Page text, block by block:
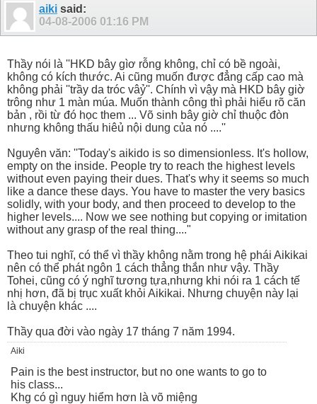
aiki said:
04-08-2006 01:16 PM
Thầy nói là ''HKD bây gìơ rỗng không, chỉ có bề ngoài,
không có kích thước. Ai cũng muốn được đẳng cấp cao mà
không phải ''trầy da tróc vâỷ''. Chính vì vậy mà HKD bây giờ
trông như 1 màn múa. Muốn thành công thì phải hiểu rõ căn
bản , rồi từ đó học them ... Võ sinh bây giờ chỉ thuộc đòn
nhưng không thấu hiêủ nội dung của nó ....''
Nguyên văn: ''Today's aikido is so dimensionless. It's hollow,
empty on the inside. People try to reach the highest levels
without even paying their dues. That's why it seems so much
like a dance these days. You have to master the very basics
solidly, with your body, and then proceed to develop to the
higher levels.... Now we see nothing but copying or imitation
without any grasp of the real thing...."
Theo tui nghĩ, có thể vì thầy không nằm trong hệ phái Aikikai
nên có thể phát ngôn 1 cách thẳng thắn như vậy. Thầy
Tohei, cũng có ý nghĩ tương tựa,nhưng khi nói ra 1 cách tế
nhị hơn, đã bị trục xuất khỏi Aikikai. Nhưng chuyện này lại
là chuyện khác ....
Thầy qua đời vào ngày 17 tháng 7 năm 1994.
Aiki
Pain is the best instructor, but no one wants to go to
his class...
Khg có gì nguy hiểm hơn là võ miệng